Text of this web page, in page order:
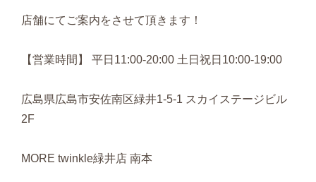
店舗にてご案内をさせて頂きます！
【営業時間】 平日11:00-20:00 土日祝日10:00-19:00
広島県広島市安佐南区緑井1-5-1 スカイステージビル
2F
MORE twinkle緑井店 南本